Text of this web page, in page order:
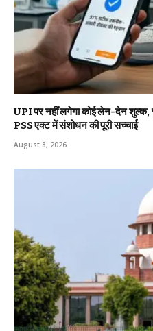
UPI पर नहीं लगेगा कोई लेन-देन शुल्क,
PSS एक्ट में संशोधन की पूरी सच्चाई
August 8, 2026